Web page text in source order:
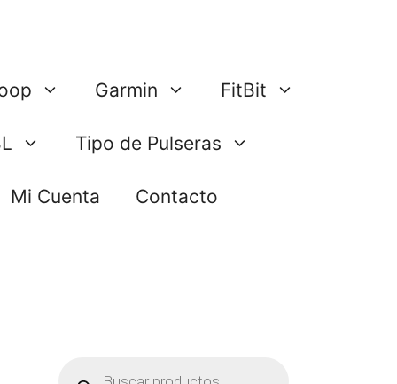
Garmin FitBit
Tipo de Pulseras
Mi Cuenta Contacto